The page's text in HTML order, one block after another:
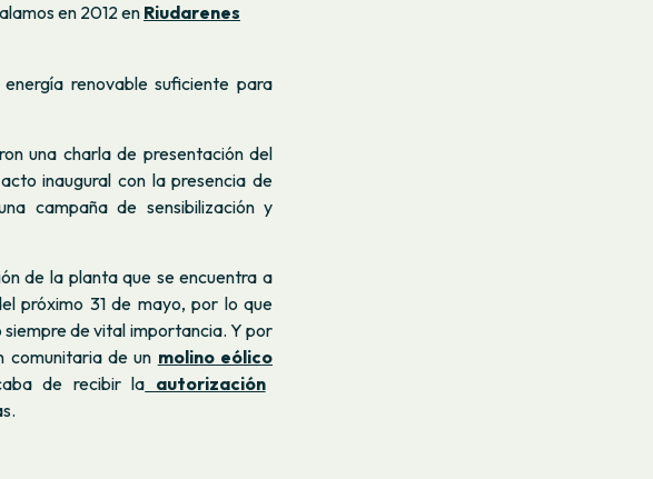
en 2012 en Riudarenes
renovable suficiente para
una charla de presentación del
inaugural con la presencia de
campaña de sensibilización y
de la planta que se encuentra a
próximo 31 de mayo, por lo que
siempre de vital importancia. Y por
comunitaria de un molino eólico
de recibir la autorización